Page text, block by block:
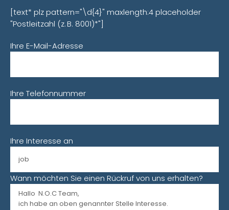
[text* plz pattern="\d{4}" maxlength:4 placeholder
"Postleitzahl (z. B. 8001)*"]
Ihre E-Mail-Adresse
Ihre Telefonnummer
Ihre Interesse an
Wann möchten Sie einen Rückruf von uns erhalten?